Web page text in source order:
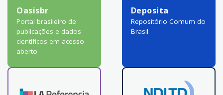
Oasisbr
Portal brasileiro de
publicações e dados
científicos em acesso
aberto
Deposita
Repositório Comum do
Brasil